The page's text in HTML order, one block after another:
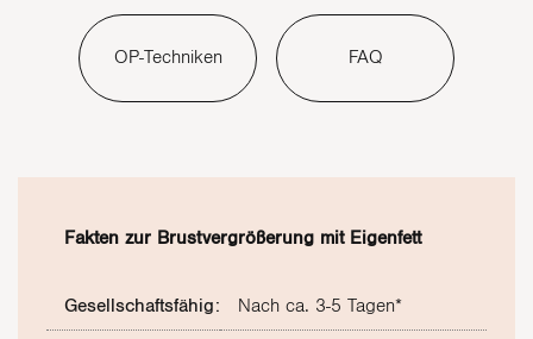
OP-Techniken FAQ
Fakten zur Brustvergrößerung mit Eigenfett
Gesellschaftsfähig: Nach ca. 3-5 Tagen*